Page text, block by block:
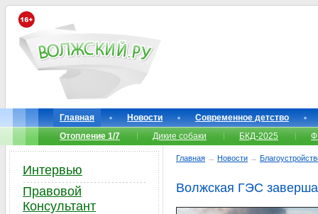
Главная Новости
Современное детство
Отопление 1/7
Дикие собаки БКД-2025
Главная → Новости →
Волжская ГЭС
Интервью
Правовой
Консультант